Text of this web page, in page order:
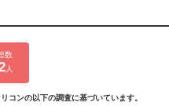
数
人
コンの以下の調査に基づいています。